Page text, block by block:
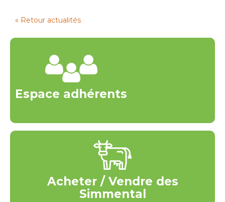
« Retour actualités
Espace adhérents
Acheter / Vendre des
Simmental